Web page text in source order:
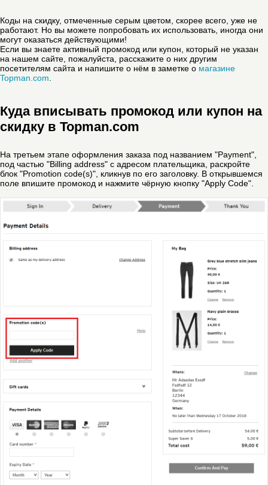
Коды на скидку, отмеченные серым цветом, скорее всего, уже не
работают. Но вы можете попробовать их использовать, иногда они
могут оказаться действующими!
Если вы знаете активный промокод или купон, который не указан
на нашем сайте, пожалуйста, расскажите о них другим
посетителям сайта и напишите о нём в заметке о магазине
Topman.com
Куда вписывать промокод или купон на
скидку в Topman.com
На третьем этапе оформления заказа под названием "Payment",
под частью "Billing address" с адресом плательщика, раскройте
блок "Promotion code(s)", кликнув по его заголовку. В открывшемся
поле впишите промокод и нажмите чёрную кнопку "Apply Code".